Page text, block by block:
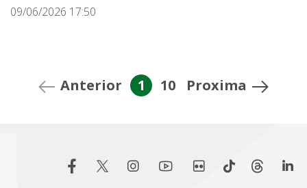
09/06/2026 17:50
Anterior 1 10 Proxima